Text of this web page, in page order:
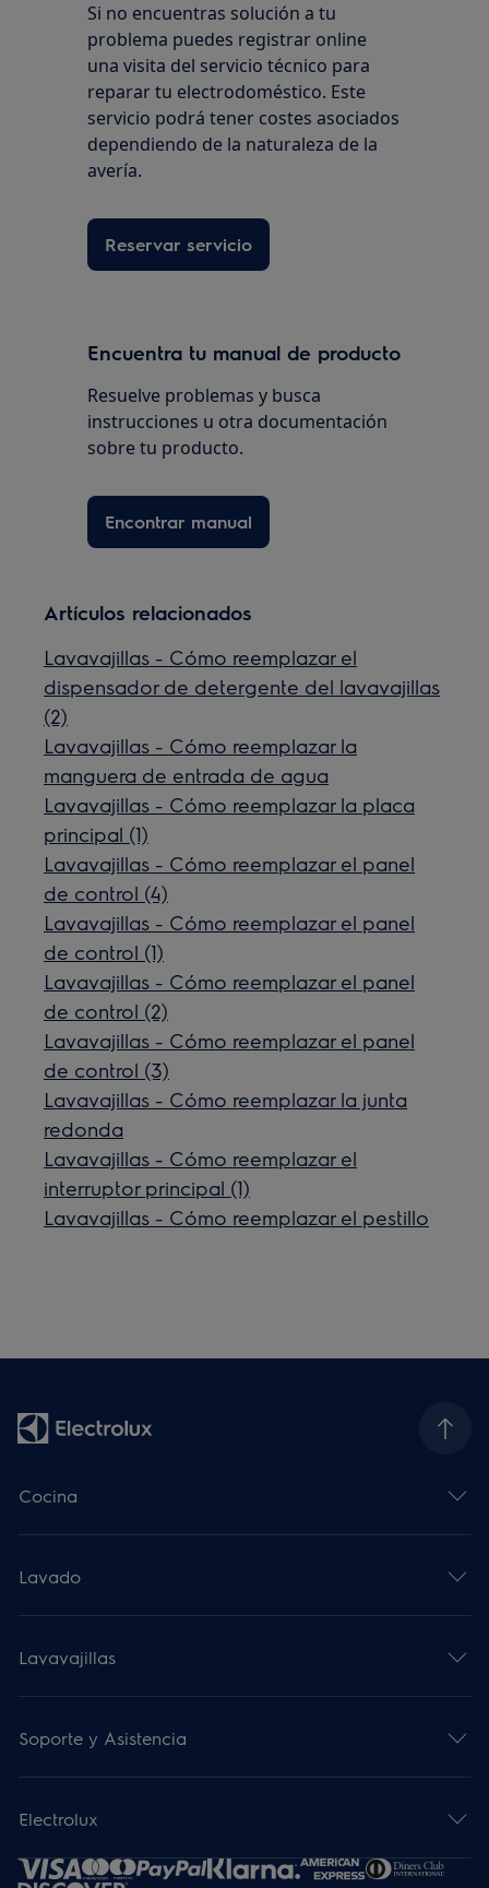
Si no encuentras solución a tu
problema puedes registrar online
una visita del servicio técnico para
reparar tu electrodoméstico. Este
servicio podrá tener costes asociados
dependiendo de la naturaleza de la
avería.
Reservar servicio
Encuentra tu manual de producto
Resuelve problemas y busca
instrucciones u otra documentación
sobre tu producto.
Encontrar manual
Artículos relacionados
Lavavajillas - Cómo reemplazar el
dispensador de detergente del lavavajillas
(2)
Lavavajillas - Cómo reemplazar la
manguera de entrada de agua
Lavavajillas - Cómo reemplazar la placa
principal (1)
Lavavajillas - Cómo reemplazar el panel
de control (4)
Lavavajillas - Cómo reemplazar el panel
de control (1)
Lavavajillas - Cómo reemplazar el panel
de control (2)
Lavavajillas - Cómo reemplazar el panel
de control (3)
Lavavajillas - Cómo reemplazar la junta
redonda
Lavavajillas - Cómo reemplazar el
interruptor principal (1)
Lavavajillas - Cómo reemplazar el pestillo
Cocina
Lavado
Lavavajillas
Soporte y Asistencia
Electrolux